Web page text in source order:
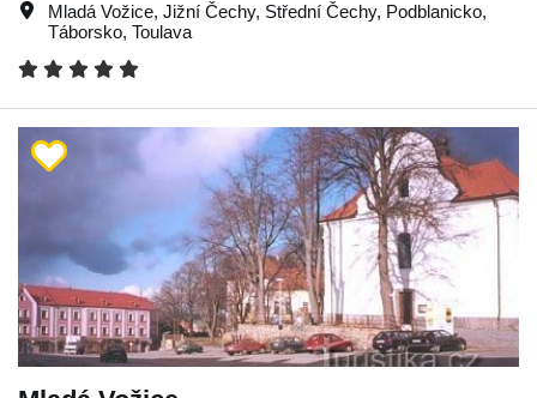
Mladá Vožice, Jižní Čechy, Střední Čechy, Podblanicko,
Táborsko, Toulava